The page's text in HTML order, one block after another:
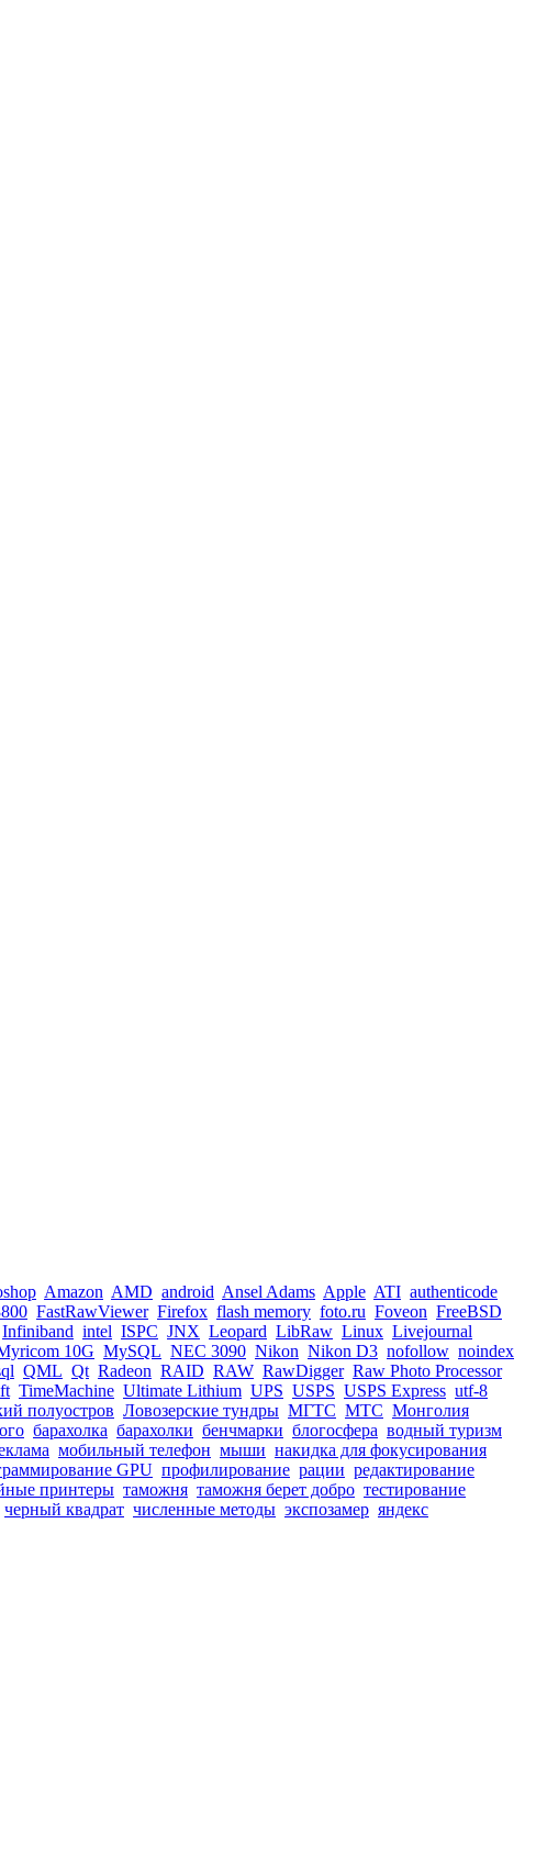
Amazon AMD android Ansel Adams Apple ATI authenticode
FastRawViewer Firefox flash memory foto.ru Foveon FreeBSD
Infiniband intel ISPC JNX Leopard LibRaw Linux Livejournal
10G MySQL NEC 3090 Nikon Nikon D3 nofollow noindex
QML Qt Radeon RAID RAW RawDigger Raw Photo Processor
TimeMachine Ultimate Lithium UPS USPS USPS Express utf-8
полуостров Ловозерские тундры МГТС МТС Монголия
барахолка барахолки бенчмарки блогосфера водный туризм
мобильный телефон мыши накидка для фокусирования
GPU профилирование рации редактирование
принтеры таможня таможня берет добро тестирование
черный квадрат численные методы экспозамер яндекс